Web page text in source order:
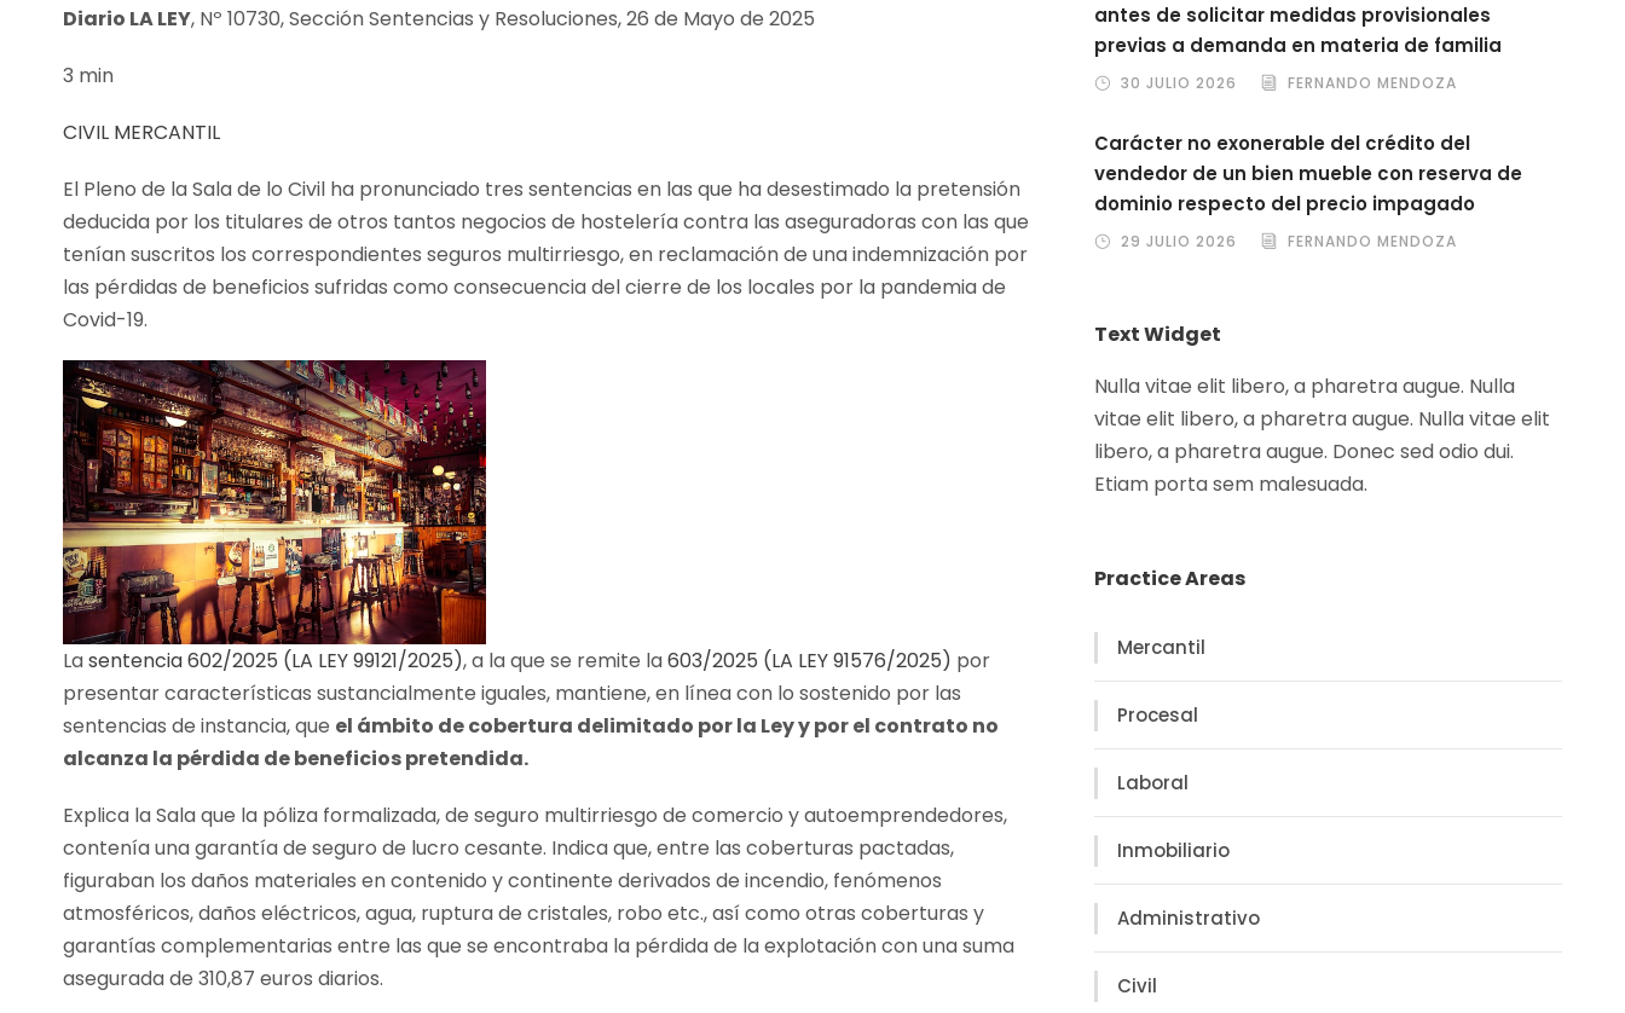
Diario LA LEY, Nº 10730, Sección Sentencias y Resoluciones, 26 de Mayo de 2025
3 min
CIVIL MERCANTIL
El Pleno de la Sala de lo Civil ha pronunciado tres sentencias en las que ha desestimado la pretensión
deducida por los titulares de otros tantos negocios de hostelería contra las aseguradoras con las que
tenían suscritos los correspondientes seguros multirriesgo, en reclamación de una indemnización por
las pérdidas de beneficios sufridas como consecuencia del cierre de los locales por la pandemia de
Covid-19.
Lasentencia 602/2025 (LA LEY 99121/2025), a la que se remite la603/2025 (LA LEY 91576/2025) por
presentar características sustancialmente iguales, mantiene, en línea con lo sostenido por las
sentencias de instancia, que el ámbito de cobertura delimitado por la Ley y por el contrato no
alcanza la pérdida de beneficios pretendida.
Explica la Sala que la póliza formalizada, de seguro multirriesgo de comercio y autoemprendedores,
contenía una garantía de seguro de lucro cesante. Indica que, entre las coberturas pactadas,
figuraban los daños materiales en contenido y continente derivados de incendio, fenómenos
atmosféricos, daños eléctricos, agua, ruptura de cristales, robo etc., así como otras coberturas y
garantías complementarias entre las que se encontraba la pérdida de la explotación con una suma
asegurada de 310,87 euros diarios.
antes de solicitar medidas provisionales
previas a demanda en materia de familia
30 JULIO 2026 FERNANDO MENDOZA
Carácter no exonerable del crédito del
vendedor de un bien mueble con reserva de
dominio respecto del precio impagado
29 JULIO 2026 FERNANDO MENDOZA
Text Widget
Nulla vitae elit libero, a pharetra augue. Nulla
vitae elit libero, a pharetra augue. Nulla vitae elit
libero, a pharetra augue. Donec sed odio dui.
Etiam porta sem malesuada.
Practice Areas
Mercantil
Procesal
Laboral
Inmobiliario
Administrativo
Civil